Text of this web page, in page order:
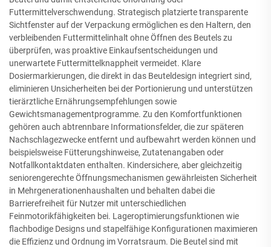
Futtermittelverschwendung. Strategisch platzierte transparente
Sichtfenster auf der Verpackung ermöglichen es den Haltern, den
verbleibenden Futtermittelinhalt ohne Öffnen des Beutels zu
überprüfen, was proaktive Einkaufsentscheidungen und
unerwartete Futtermittelknappheit vermeidet. Klare
Dosiermarkierungen, die direkt in das Beuteldesign integriert sind,
eliminieren Unsicherheiten bei der Portionierung und unterstützen
tierärztliche Ernährungsempfehlungen sowie
Gewichtsmanagementprogramme. Zu den Komfortfunktionen
gehören auch abtrennbare Informationsfelder, die zur späteren
Nachschlagezwecke entfernt und aufbewahrt werden können und
beispielsweise Fütterungshinweise, Zutatenangaben oder
Notfallkontaktdaten enthalten. Kindersichere, aber gleichzeitig
seniorengerechte Öffnungsmechanismen gewährleisten Sicherheit
in Mehrgenerationenhaushalten und behalten dabei die
Barrierefreiheit für Nutzer mit unterschiedlichen
Feinmotorikfähigkeiten bei. Lageroptimierungsfunktionen wie
flachbodige Designs und stapelfähige Konfigurationen maximieren
die Effizienz und Ordnung im Vorratsraum. Die Beutel sind mit